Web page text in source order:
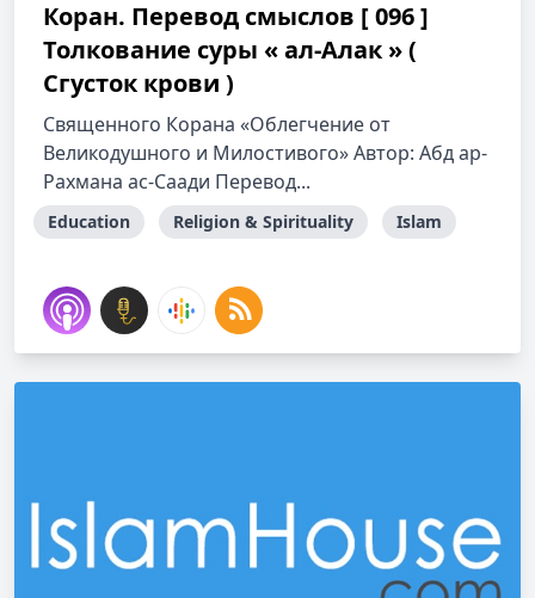
Коран. Перевод смыслов [ 096 ]
Толкование cуры « ал-Алак » (
Сгусток крови )
Священного Корана «Облегчение от
Великодушного и Милостивого» Автор: Абд ар-
Рахмана ас-Саади Перевод...
Education Religion & Spirituality Islam